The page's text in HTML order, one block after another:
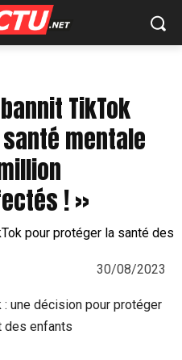
TikTok
mentale
! »
30/08/2023
une décision pour protéger
des enfants